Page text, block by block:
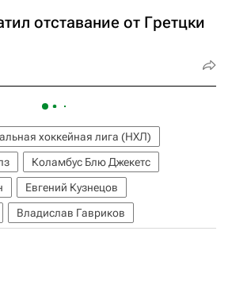
отставание от Гретцки
хоккейная лига (НХЛ)
Коламбус Блю Джекетс
Евгений Кузнецов
Владислав Гавриков